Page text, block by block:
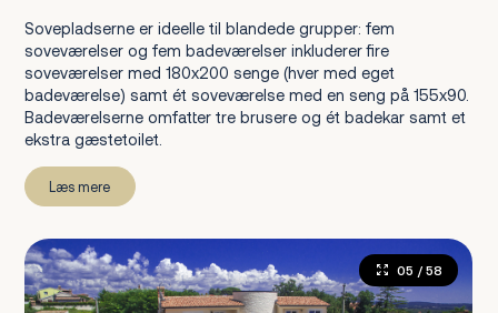
Sovepladserne er ideelle til blandede grupper: fem
soveværelser og fem badeværelser inkluderer fire
soveværelser med 180x200 senge (hver med eget
badeværelse) samt ét soveværelse med en seng på 155x90.
Badeværelserne omfatter tre brusere og ét badekar samt et
ekstra gæstetoilet.
Læs mere
05 / 58